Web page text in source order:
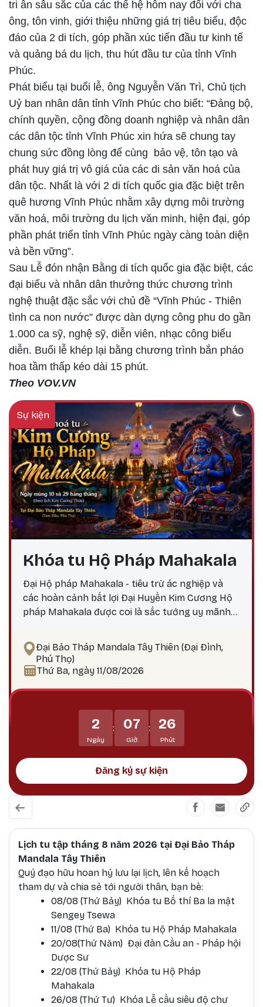
tri ân sâu sắc của các thế hệ hôm nay đối với cha
ông, tôn vinh, giới thiệu những giá trị tiêu biểu, độc
đáo của 2 di tích, góp phần xúc tiến đầu tư kinh tế
và quảng bá du lịch, thu hút đầu tư của tỉnh Vĩnh
Phúc.
Phát biểu tại buổi lễ, ông Nguyễn Văn Trì, Chủ tịch
Uỷ ban nhân dân tỉnh Vĩnh Phúc cho biết: “Đảng bộ,
chính quyền, cộng đồng doanh nghiệp và nhân dân
các dân tộc tỉnh Vĩnh Phúc xin hứa sẽ chung tay
chung sức đồng lòng để cùng bảo vệ, tôn tạo và
phát huy giá trị vô giá của các di sản văn hoá của
dân tộc. Nhất là với 2 di tích quốc gia đặc biệt trên
quê hương Vĩnh Phúc nhằm xây dựng môi trường
văn hoá, môi trường du lịch văn minh, hiện đại, góp
phần phát triển tỉnh Vĩnh Phúc ngày càng toàn diện
và bền vững”.
Sau Lễ đón nhận Bằng di tích quốc gia đặc biệt, các
đại biểu và nhân dân thưởng thức chương trình
nghệ thuật đặc sắc với chủ đề “Vĩnh Phúc - Thiên
tình ca non nước” được dàn dựng công phu do gần
1.000 ca sỹ, nghệ sỹ, diễn viên, nhạc công biểu
diễn. Buổi lễ khép lại bằng chương trình bắn pháo
hoa tầm thấp kéo dài 15 phút.
Theo VOV.VN
Sự kiện
Khóa tu Hộ Pháp Mahakala
Đại Hộ pháp Mahakala - tiêu trừ ác nghiệp và
các hoàn cảnh bất lợi Đại Huyền Kim Cương Hộ
pháp Mahakala được coi là sắc tướng uy mãnh
lực, trí tuệ và các công hạnh bi mẫn uy mãnh của
chư Phật. Mahakala là Hộ pháp hàng đầu, uy
mãnh và tràn đầy thần lực, tiêu trừ ác nghiệp,
thoái, tiêu trừ các thế lực gây chướng ngại đối
với Phật pháp và, dẫn dắt các hành giả và bảo vệ
họ tránh khỏi tất cả các vô minh và mê lầm.
Đại Bảo Tháp Mandala Tây Thiên (Đại Đình,
Phú Thọ)
Thứ Ba, ngày 11/08/2026
2
Ngày
: 07
Giờ
: 26
Phút
Đăng ký sự kiện
Lịch tu tập tháng 8 năm 2026 tại Đại Bảo Tháp
Mandala Tây Thiên
Quý đạo hữu hoan hỷ lưu lại lịch, lên kế hoạch
tham dự và chia sẻ tới người thân, bạn bè:
08/08 (Thứ Bảy) Khóa tu Bố thí Ba la mật
Sengey Tsewa
11/08 (Thứ Ba) Khóa tu Hộ Pháp Mahakala
20/08(Thứ Năm) Đại đàn Cầu an - Pháp hội
Dược Sư
22/08 (Thứ Bảy) Khóa tu Hộ Pháp
Mahakala
26/08 (Thứ Tư) Khóa Lễ cầu siêu độ chư